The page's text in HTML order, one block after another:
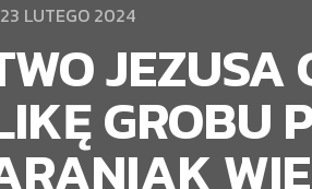
23 LUTEGO 2024
JEZUSA
GROBU